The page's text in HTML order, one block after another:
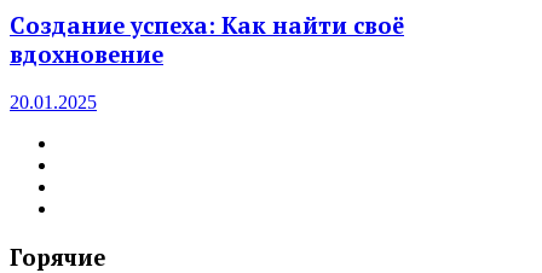
Создание успеха: Как найти своё
вдохновение
20.01.2025
Горячие